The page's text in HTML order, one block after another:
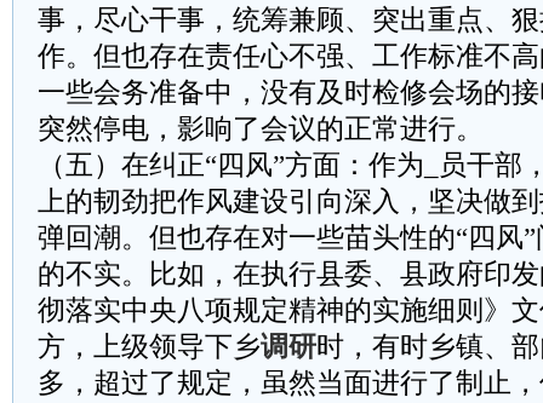
事，尽心干事，统筹兼顾、突出重点、
作。但也存在责任心不强、工作标准不
一些会务准备中，没有及时检修会场的
突然停电，影响了会议的正常进行。
（五）在纠正“四风”方面：作为_员干部
上的韧劲把作风建设引向深入，坚决做
弹回潮。但也存在对一些苗头性的“四风
的不实。比如，在执行县委、县政府印
彻落实中央八项规定精神的实施细则》
方，上级领导下乡调研时，有时乡镇、
多，超过了规定，虽然当面进行了制止